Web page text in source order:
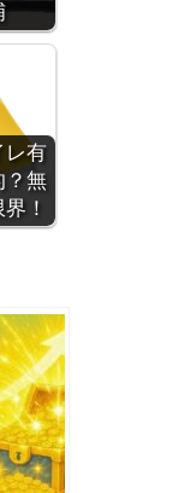
レ有
？無
！